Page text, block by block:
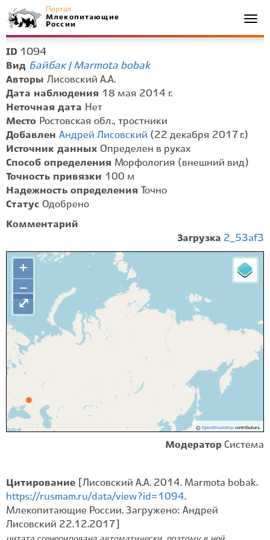
Портал
Млекопитающие
России
ID 1094
Вид Байбак | Marmota bobak
Авторы Лисовский А.А.
Дата наблюдения 18 мая 2014 г.
Неточная дата Нет
Место Ростовская обл., тростники
Добавлен Андрей Лисовский (22 декабря 2017 г.)
Источник данных Определен в руках
Способ определения Морфология (внешний вид)
Точность привязки 100 м
Надежность определения
Точно
Статус Одобрено
Комментарий
Загрузка 2_53af3
+
−
© OpenStreetMapcontributors.
⤢
Модератор Система
Цитирование
[Лисовский А.А. 2014. Marmota bobak.
https://rusmam.ru/data/view?id=1094.
Млекопитающие России. Загружено: Андрей
Лисовский 22.12.2017]